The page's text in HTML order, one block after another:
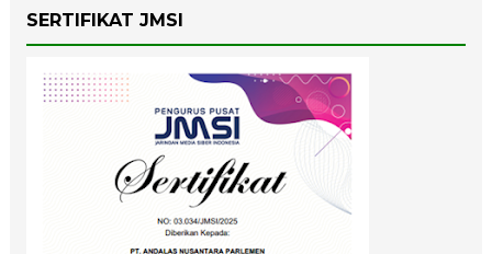
SERTIFIKAT JMSI